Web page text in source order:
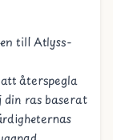
till Atlyss-
återspegla
din ras baserat